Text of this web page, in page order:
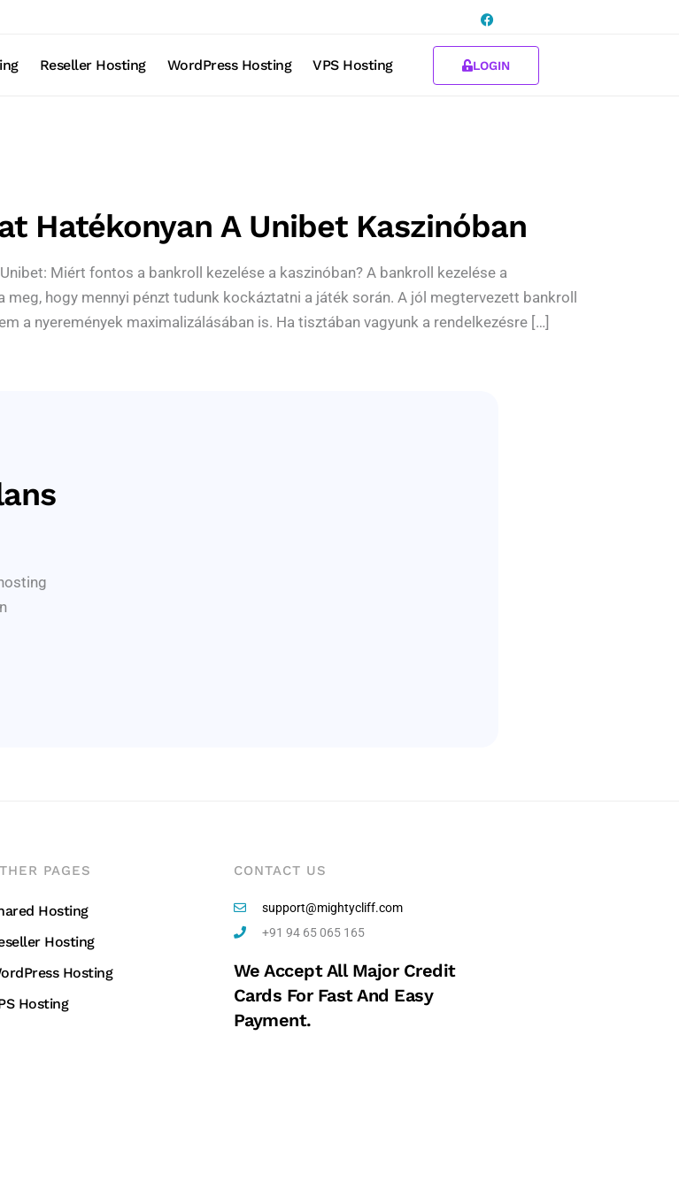
Reseller Hosting WordPress Hosting VPS Hosting LOGIN
Hatékonyan A Unibet Kaszinóban
Miért fontos a bankroll kezelése a kaszinóban? A bankroll kezelése a
hogy mennyi pénzt tudunk kockáztatni a játék során. A jól megtervezett bankroll
a nyeremények maximalizálásában is. Ha tisztában vagyunk a rendelkezésre […]
PAGES
Hosting
Hosting
Hosting
Hosting
CONTACT US
support@mightycliff.com
+91 94 65 065 165
We Accept All Major Credit
Cards For Fast And Easy
Payment.